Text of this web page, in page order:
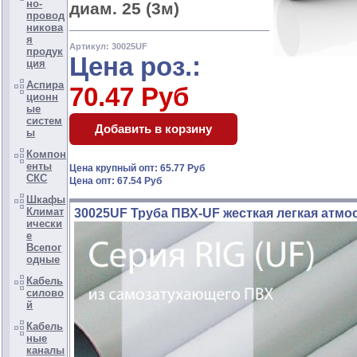
но-
провод
никова
я
продук
ция
Аспира
ционн
ые
систем
ы
Компон
енты
СКС
Шкафы
Климат
ически
е
Всепог
одные
Кабель
силово
й
Кабель
ные
каналы
диам. 25 (3м)
Артикул: 30025UF
Цена роз.:
70.47 Руб
Цена крупный опт: 65.77 Руб
Цена опт: 67.54 Руб
30025UF Труба ПВХ-UF жесткая легкая